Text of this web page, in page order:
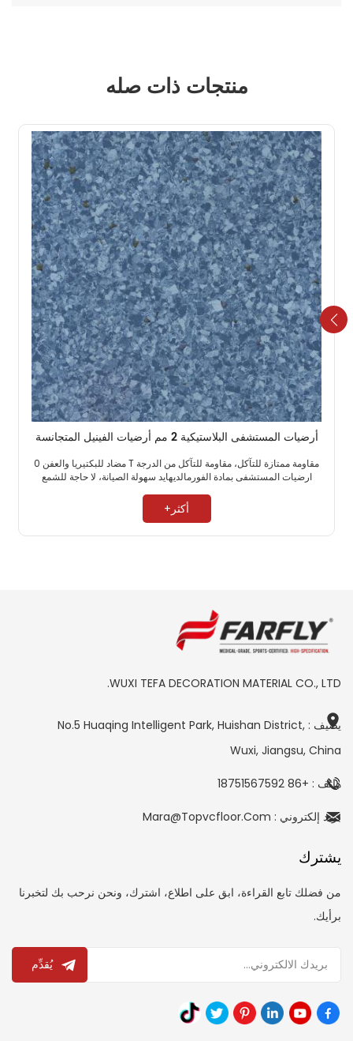
منتجات ذات صله
أرضيات المستشفى البلاستيكية 2 مم أرضيات الفينيل المتجانسة
مقاومة ممتازة للتآكل، مقاومة للتآكل من الدرجة T مضاد للبكتيريا والعفن 0
ارضيات المستشفى بمادة الفورمالديهايد سهولة الصيانة، لا حاجة للشمع ​
أكثر+
WUXI TEFA DECORATION MATERIAL CO., LTD.
يضيف : No.5 Huaqing Intelligent Park, Huishan District,
Wuxi, Jiangsu, China
هاتف : +86 18751567592
بريد إلكتروني : Mara@topvcfloor.com
يشترك
من فضلك تابع القراءة، ابق على اطلاع، اشترك، ونحن نرحب بك لتخبرنا
برأيك.
يُقدِّم